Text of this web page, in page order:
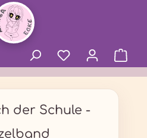
der Schule -